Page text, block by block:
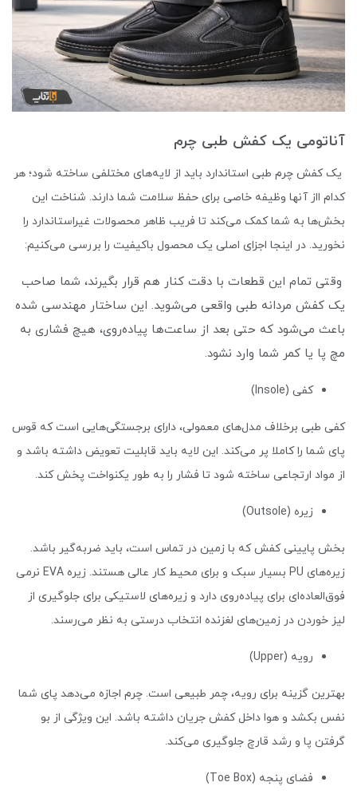
آناتومی یک کفش طبی چرم
یک کفش چرم طبی استاندارد باید از لایه‌های مختلفی ساخته شود؛ هر
کدام ااز آنها وظیفه خاصی برای حفظ سلامت شما دارند. شناخت این
بخش‌ها به شما کمک می‌کند تا فریب ظاهر محصولات غیراستاندارد را
نخورید. در اینجا اجزای اصلی یک محصول باکیفیت را بررسی می‌کنیم:
وقتی تمام این قطعات با دقت کنار هم قرار بگیرند، شما صاحب
یک کفش مردانه طبی واقعی می‌شوید. این ساختار مهندسی شده
باعث می‌شود که حتی بعد از ساعت‌ها پیاده‌روی، هیچ فشاری به
مچ پا یا کمر شما وارد نشود.
کفی (Insole)
کفی طبی برخلاف مدل‌های معمولی، دارای برجستگی‌هایی است که قوس
پای شما را کاملا پر می‌کند. این لایه باید قابلیت تعویض داشته باشد و
از مواد ارتجاعی ساخته شود تا فشار را به طور یکنواخت پخش کند.
زیره (Outsole)
بخش پایینی کفش که با زمین در تماس است، باید ضربه‌گیر باشد.
زیره‌های PU بسیار سبک و برای محیط کار عالی هستند. زیره EVA نرمی
فوق‌العاده‌ای برای پیاده‌روی دارد و زیره‌های لاستیکی برای جلوگیری از
لیز خوردن در زمین‌های لغزنده انتخاب درستی به نظر می‌رسند.
رویه (Upper)
بهترین گزینه برای رویه، چمر طبیعی است. چرم اجازه می‌دهد پای شما
نفس بکشد و هوا داخل کفش جریان داشته باشد. این ویژگی از بو
گرفتن پا و رشد قارچ جلوگیری می‌کند.
فضای پنجه (Toe Box)